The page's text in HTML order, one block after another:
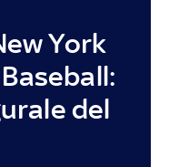
York
del